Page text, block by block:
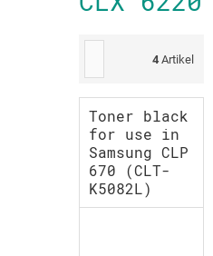
4 Artikel
Toner black
for use in
Samsung CLP
670 (CLT-
K5082L)